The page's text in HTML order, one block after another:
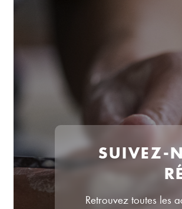
SUIVEZ-
Retrouvez toutes les